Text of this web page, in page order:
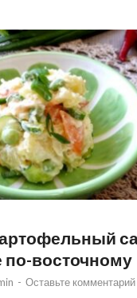
восточному
- Оставьте комментарий